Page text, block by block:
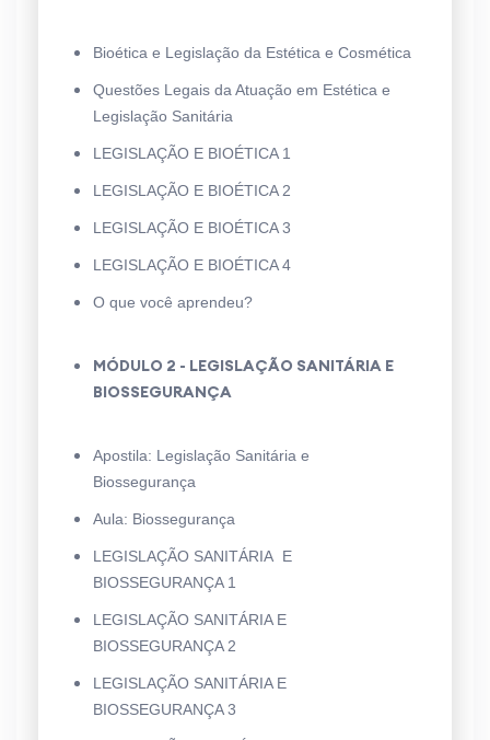
Bioética e Legislação da Estética e Cosmética
Questões Legais da Atuação em Estética e
Legislação Sanitária
LEGISLAÇÃO E BIOÉTICA 1
LEGISLAÇÃO E BIOÉTICA 2
LEGISLAÇÃO E BIOÉTICA 3
LEGISLAÇÃO E BIOÉTICA 4
O que você aprendeu?
MÓDULO 2 - LEGISLAÇÃO SANITÁRIA E
BIOSSEGURANÇA
Apostila: Legislação Sanitária e
Biossegurança
Aula: Biossegurança
LEGISLAÇÃO SANITÁRIA E
BIOSSEGURANÇA 1
LEGISLAÇÃO SANITÁRIA E
BIOSSEGURANÇA 2
LEGISLAÇÃO SANITÁRIA E
BIOSSEGURANÇA 3